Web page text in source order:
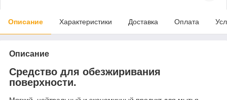
Описание Характеристики Доставка Оплата
Описание
Cредство для обезжиривания
поверхности.